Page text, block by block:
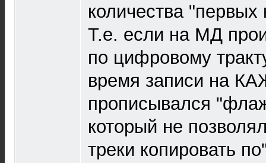
количества "первых
Т.е. если на МД
по цифровому
время записи на
прописывался
который не
треки копировать